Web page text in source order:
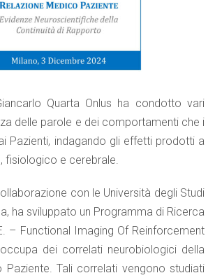
Quarta Onlus ha condotto vari
delle parole e dei comportamenti che i
Pazienti, indagando gli effetti prodotti a
fisiologico e cerebrale.
con le Università degli Studi
ha sviluppato un Programma di Ricerca
– Functional Imaging Of Reinforcement
dei correlati neurobiologici della
Paziente. Tali correlati vengono studiati